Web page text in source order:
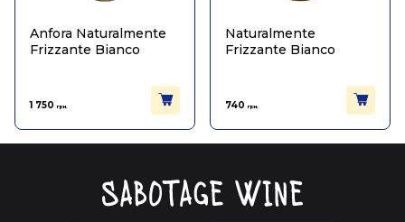
Anfora Naturalmente
Frizzante Bianco
1 750 грн.
Naturalmente
Frizzante Bianco
740 грн.